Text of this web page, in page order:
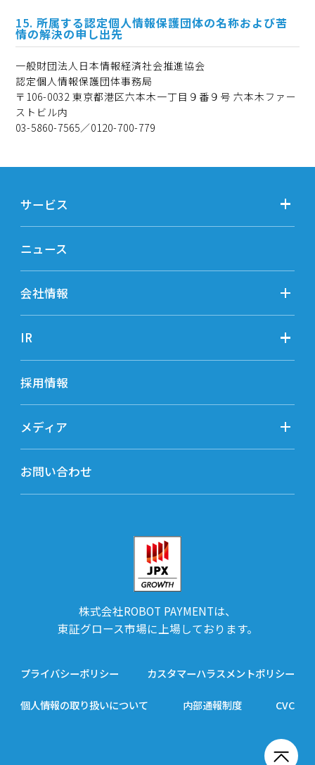
所属する認定個人情報保護団体の名称および苦
情の解決の申し出先
一般財団法人日本情報経済社会推進協会
認定個人情報保護団体事務局
〒106-0032 東京都港区六本木一丁目９番９号 六本木ファー
ストビル内
03-5860-7565／0120-700-779
サービス
ニュース
会社情報
IR
採用情報
メディア
お問い合わせ
株式会社ROBOT PAYMENTは、
東証グロース市場に上場しております。
プライバシーポリシー カスタマーハラスメントポリシー
個人情報の取り扱いについて 内部通報制度 CVC